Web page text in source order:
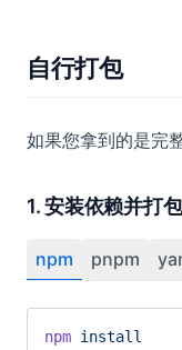
自行打包
如果您拿到的是完
1. 安装依赖并打包
npm pnpm
npm install